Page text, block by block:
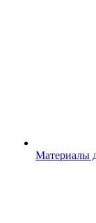
Материалы